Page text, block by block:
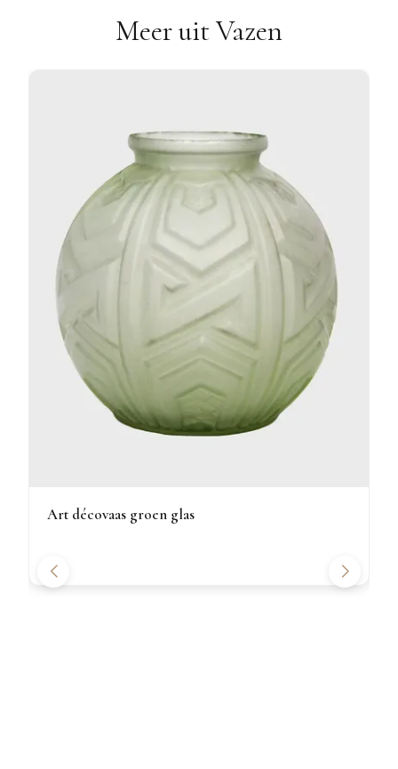
Meer uit Vazen
Art décovaas groen glas